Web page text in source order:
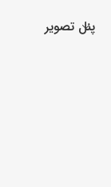
پنل تصویر